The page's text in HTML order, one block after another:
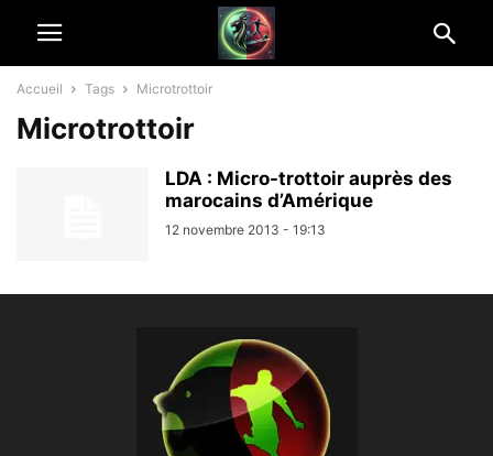
Accueil Tags Microtrottoir
Microtrottoir
LDA : Micro-trottoir auprès des
marocains d’Amérique
12 novembre 2013 - 19:13